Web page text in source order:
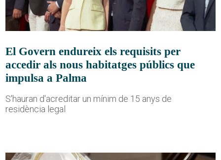
El Govern endureix els requisits per
accedir als nous habitatges públics que
impulsa a Palma
S'hauran d'acreditar un mínim de 15 anys de
residència legal